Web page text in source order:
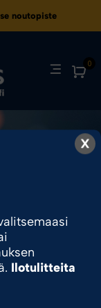
noutopiste
0
X
Ilotulitteita